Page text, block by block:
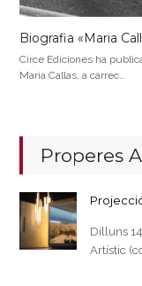
Biografia «Maria
Circe Ediciones ha
Maria Callas, a càrrec…
Properes
Dilluns
Artístic